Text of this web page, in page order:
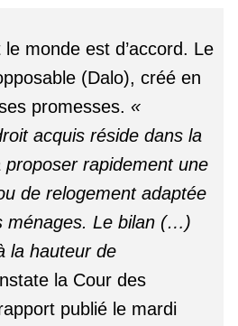
monde est d’accord. Le
(Dalo), créé en
promesses. «
acquis réside dans la
proposer rapidement une
de relogement adaptée
ménages. Le bilan (…)
la hauteur de
la Cour des
publié le mardi